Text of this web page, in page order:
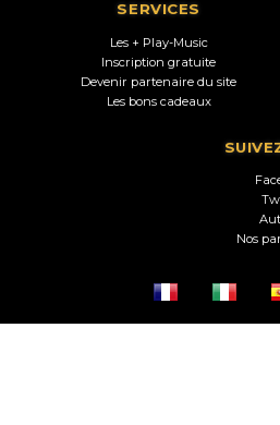
SERVICES
Les + Play-Music
Inscription gratuite
Devenir partenaire du site
Les bons cadeaux
Nos